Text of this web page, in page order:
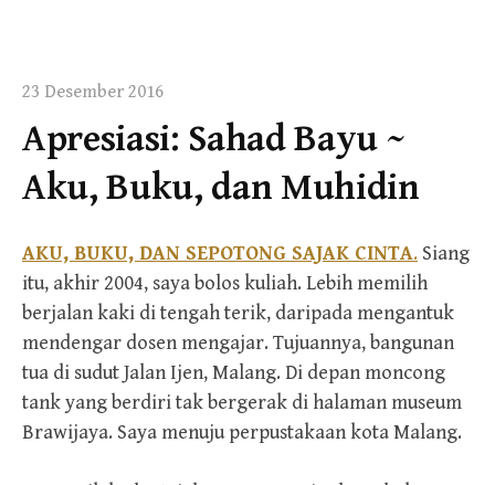
23 Desember 2016
Apresiasi: Sahad Bayu ~
Aku, Buku, dan Muhidin
AKU, BUKU, DAN SEPOTONG SAJAK CINTA. Siang
itu, akhir 2004, saya bolos kuliah. Lebih memilih
berjalan kaki di tengah terik, daripada mengantuk
mendengar dosen mengajar. Tujuannya, bangunan
tua di sudut Jalan Ijen, Malang. Di depan moncong
tank yang berdiri tak bergerak di halaman museum
Brawijaya. Saya menuju perpustakaan kota Malang.